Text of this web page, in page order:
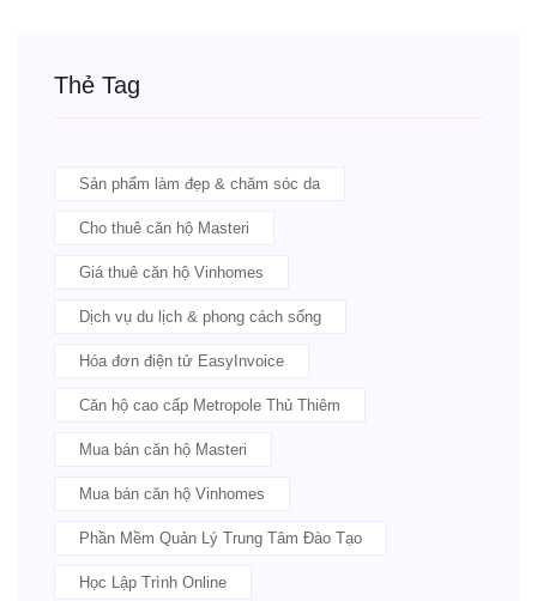
Thẻ Tag
Sản phẩm làm đẹp & chăm sóc da
Cho thuê căn hộ Masteri
Giá thuê căn hộ Vinhomes
Dịch vụ du lịch & phong cách sống
Hóa đơn điện tử EasyInvoice
Căn hộ cao cấp Metropole Thủ Thiêm
Mua bán căn hộ Masteri
Mua bán căn hộ Vinhomes
Phần Mềm Quản Lý Trung Tâm Đào Tạo
Học Lập Trình Online